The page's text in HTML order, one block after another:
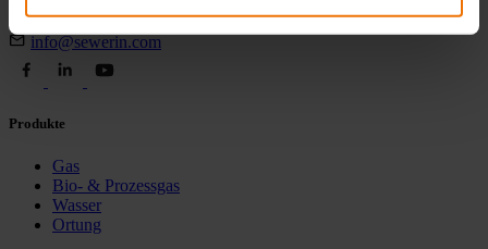
+ 49 5241 934 0
info@sewerin.com
Produkte
Gas
Bio- & Prozessgas
Wasser
Ortung